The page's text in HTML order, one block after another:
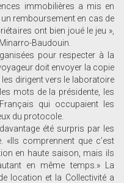
immobilières a mis en
remboursement en cas de
ont bien joué le jeu »,
Baudouin.
pour respecter à la
doit envoyer la copie
dirigent vers le laboratoire
mots de la présidente, les
qui occupaient les
du protocole.
été surpris par les
«Ils comprennent que c’est
en haute saison, mais ils
en même temps.» La
location et la Collectivité a